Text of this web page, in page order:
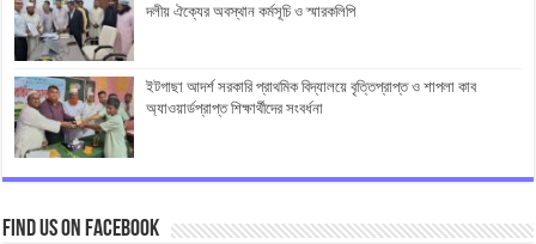
দলীয় ঐক্যের অবস্থান কর্মসূচি ও স্মারকলিপি
ইটগাছা আদর্শ সরকারি প্রাথমিক বিদ্যালয়ে বৃত্তিপ্রাপ্ত ও শাপলা কাব
অ্যাওয়ার্ডপ্রাপ্ত শিক্ষার্থীদের সংবর্ধনা
Find us on Facebook